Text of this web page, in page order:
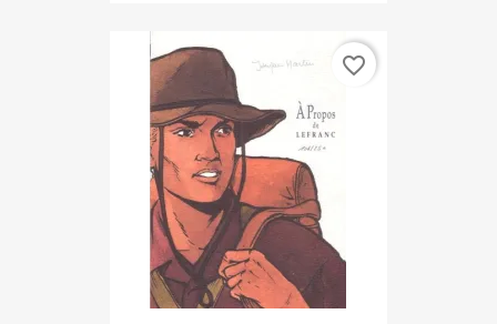
favorite_border